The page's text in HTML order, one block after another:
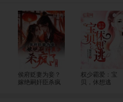
侯府贬妻为妾？
嫁绝嗣奸臣杀疯
权少霸爱：宝
贝，休想逃